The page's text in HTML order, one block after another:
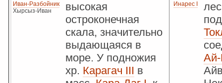
Иван-Разбойник
Хырсыз-Иван
высокая
остроконечная
скала, значительно
выдающаяся в
море. У подножия
хр. Карагач III в
Инарес I